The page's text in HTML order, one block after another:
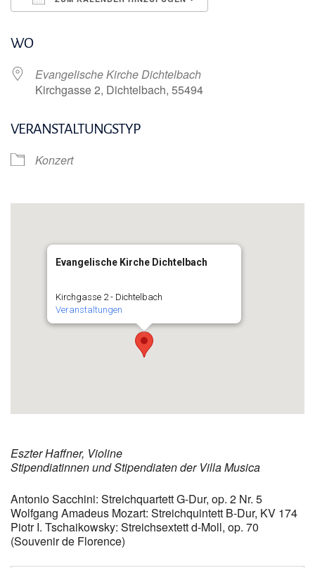
WO
Evangelische Kirche Dichtelbach
Kirchgasse 2, Dichtelbach, 55494
VERANSTALTUNGSTYP
Konzert
Evangelische Kirche Dichtelbach
Kirchgasse 2 - Dichtelbach
Veranstaltungen
Eszter Haffner, Violine
Stipendiatinnen und Stipendiaten der Villa Musica
Antonio Sacchini: Streichquartett G-Dur, op. 2 Nr. 5
Wolfgang Amadeus Mozart: Streichquintett B-Dur, KV 174
Piotr I. Tschaikowsky: Streichsextett d-Moll, op. 70
(Souvenir de Florence)